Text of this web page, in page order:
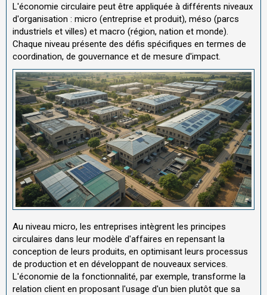
L'économie circulaire peut être appliquée à différents niveaux
d'organisation : micro (entreprise et produit), méso (parcs
industriels et villes) et macro (région, nation et monde).
Chaque niveau présente des défis spécifiques en termes de
coordination, de gouvernance et de mesure d'impact.
Au niveau micro, les entreprises intègrent les principes
circulaires dans leur modèle d'affaires en repensant la
conception de leurs produits, en optimisant leurs processus
de production et en développant de nouveaux services.
L'économie de la fonctionnalité, par exemple, transforme la
relation client en proposant l'usage d'un bien plutôt que sa